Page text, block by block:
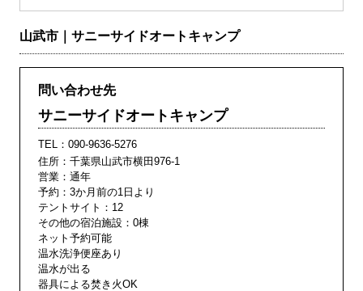
山武市｜サニーサイドオートキャンプ
問い合わせ先
サニーサイドオートキャンプ
TEL： 090-9636-5276
住所：千葉県山武市横田976-1
営業：通年
予約：3か月前の1日より
テントサイト：12
その他の宿泊施設：0棟
ネット予約可能
温水洗浄便座あり
温水が出る
器具による焚き火OK